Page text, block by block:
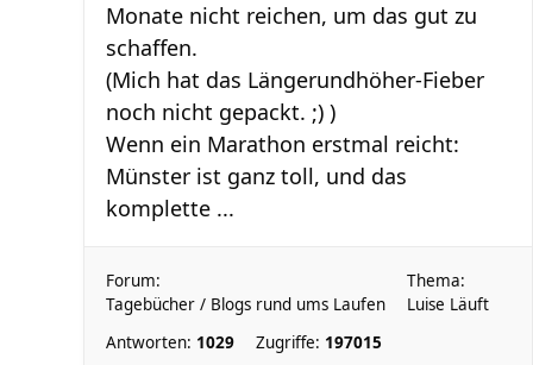
Monate nicht reichen, um das gut zu
schaffen.
(Mich hat das Längerundhöher-Fieber
noch nicht gepackt. ;) )
Wenn ein Marathon erstmal reicht:
Münster ist ganz toll, und das
komplette ...
Forum:
Tagebücher / Blogs rund ums Laufen
Thema:
Luise Läuft
Antworten: 1029 Zugriffe: 197015